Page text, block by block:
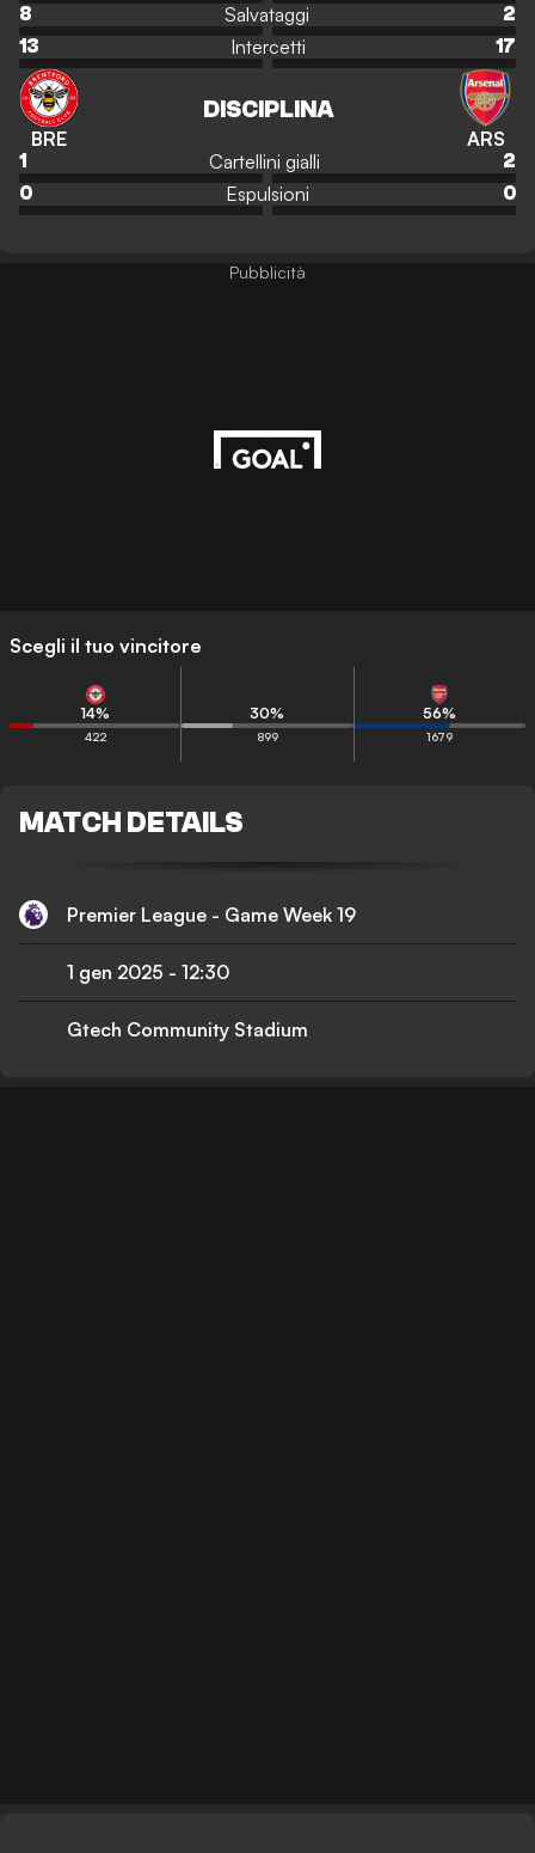
8 Salvataggi
2
13
Intercetti 17
BRE
DISCIPLINA
ARS
1 Cartellini gialli
2
0
Espulsioni 0
Scegli il tuo vincitore
14%
422
30%
899
56%
1679
MATCH DETAILS
Premier League - Game Week 19
1 gen 2025 - 12:30
Gtech Community Stadium
Pubblicità